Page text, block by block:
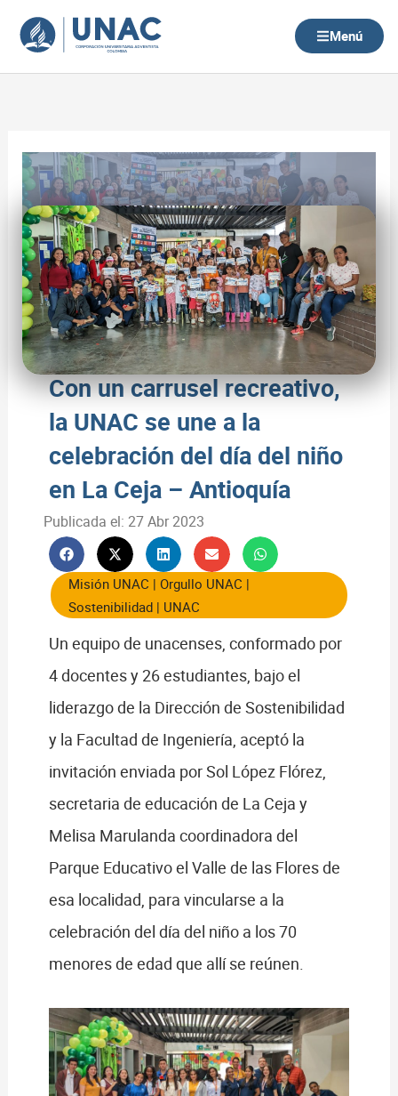
contenido
Menú
Con un carrusel recreativo,
la UNAC se une a la
celebración del día del niño
en La Ceja – Antioquía
Publicada el: 27 Abr 2023
Misión UNAC | Orgullo UNAC |
Sostenibilidad| UNAC
Un equipo de unacenses, conformado por
4 docentes y 26 estudiantes, bajo el
liderazgo de la Dirección de Sostenibilidad
y la Facultad de Ingeniería, aceptó la
invitación enviada por Sol López Flórez,
secretaria de educación de La Ceja y
Melisa Marulanda coordinadora del
Parque Educativo el Valle de las Flores de
esa localidad, para vincularse a la
celebración del día del niño a los 70
menores de edad que allí se reúnen.